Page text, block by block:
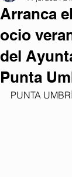
Arranca
ocio
del
Punta
PUNTA